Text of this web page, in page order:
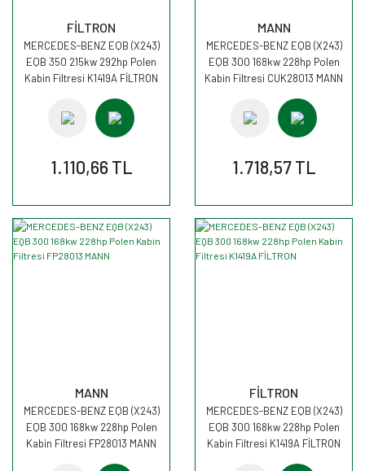
FİLTRON
MERCEDES-BENZ EQB (X243)
EQB 350 215kw 292hp Polen
Kabin Filtresi K1419A FİLTRON
1.110,66 TL
MANN
MERCEDES-BENZ EQB (X243)
EQB 300 168kw 228hp Polen
Kabin Filtresi CUK28013 MANN
1.718,57 TL
MANN
MERCEDES-BENZ EQB (X243)
EQB 300 168kw 228hp Polen
Kabin Filtresi FP28013 MANN
FİLTRON
MERCEDES-BENZ EQB (X243)
EQB 300 168kw 228hp Polen
Kabin Filtresi K1419A FİLTRON